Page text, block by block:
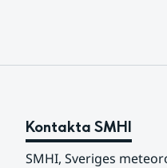
Kontakta SMHI
SMHI, Sveriges